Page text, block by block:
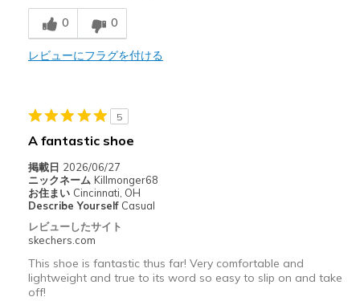
Comfortable
Stylish
Casual Wear
Travel
Width
Feels true to width
Sizing
Feels true to size
0 0
レビューにフラグを付ける
5
A fantastic shoe
掲載日 2026/06/27
ニックネーム Killmonger68
お住まい Cincinnati, OH
Describe Yourself Casual
レビューしたサイト
skechers.com
This shoe is fantastic thus far! Very comfortable and
lightweight and true to its word so easy to slip on and take
off!